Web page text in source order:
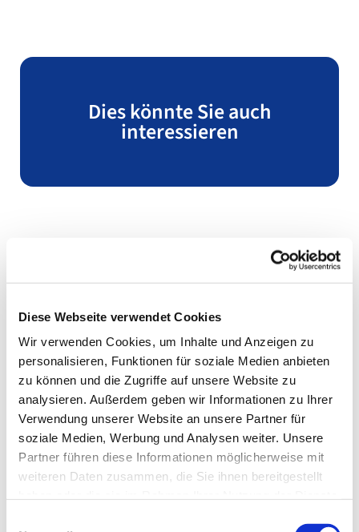
Diese Webseite verwendet Cookies
Wir verwenden Cookies, um Inhalte und Anzeigen zu
personalisieren, Funktionen für soziale Medien anbieten
zu können und die Zugriffe auf unsere Website zu
analysieren. Außerdem geben wir Informationen zu Ihrer
Verwendung unserer Website an unsere Partner für
soziale Medien, Werbung und Analysen weiter. Unsere
Partner führen diese Informationen möglicherweise mit
weiteren Daten zusammen, die Sie ihnen bereitgestellt
Dies könnte Sie auch
interessieren